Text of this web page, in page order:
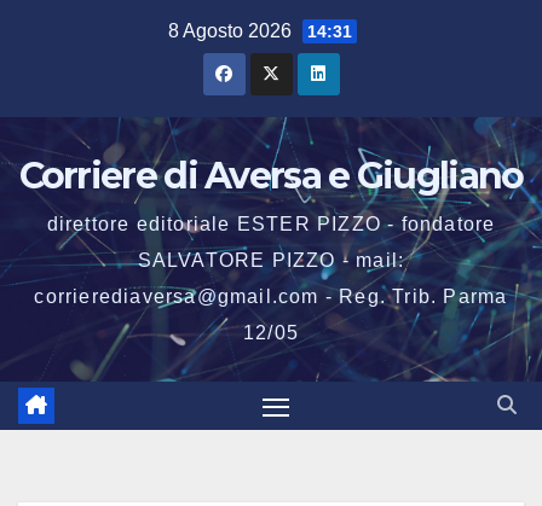
8 Agosto 2026 14:31
Corriere di Aversa e Giugliano
direttore editoriale ESTER PIZZO - fondatore
SALVATORE PIZZO - mail:
corrierediaversa@gmail.com - Reg. Trib. Parma
12/05